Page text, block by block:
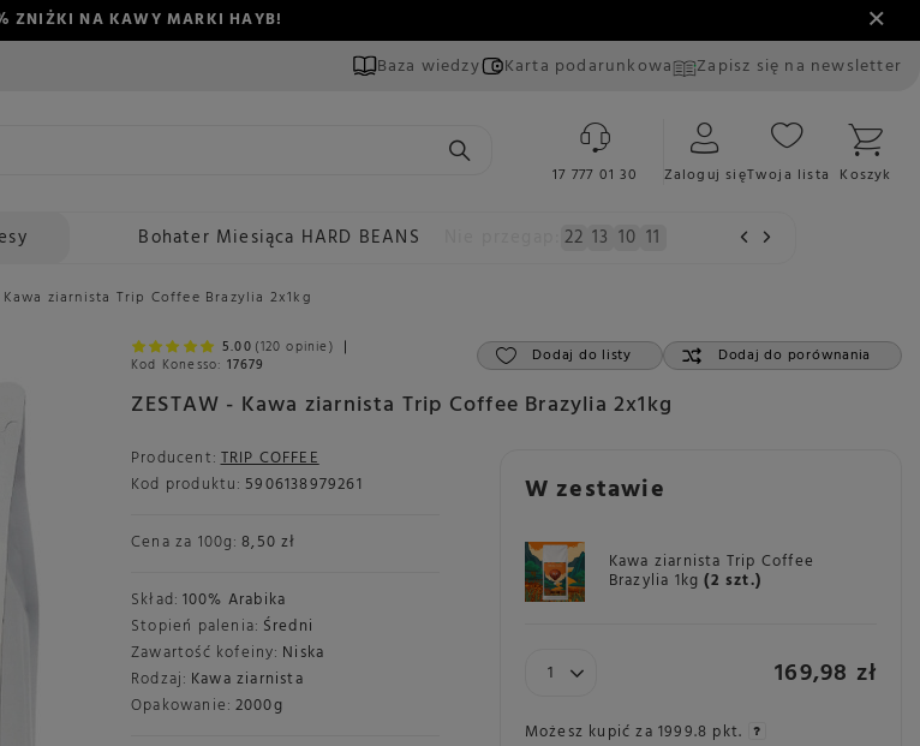
ZNIŻKI NA KAWY MARKI HAYB!
Baza wiedzy Karta podarunkowa Zapisz się na newsletter
17 777 01 30 Zaloguj sięTwoja lista Koszyk
Bohater Miesiąca HARD BEANS 22 13 10 10
Kawa ziarnista Trip Coffee Brazylia 2x1kg
ZESTAW - Kawa ziarnista Trip Coffee Brazylia 2x1kg
5.00 (120 opinie)
Kod Konesso: 17679 Dodaj do listy Dodaj do porównania
Producent: TRIP COFFEE
Kod produktu: 5906138979261
Cena za 100g: 8,50 zł
Skład: 100% Arabika
Stopień palenia: Średni
Zawartość kofeiny: Niska
Rodzaj: Kawa ziarnista
Opakowanie: 2000g
W zestawie
Kawa ziarnista Trip Coffee
Brazylia 1kg (2 szt.)
169,98 zł
Możesz kupić za 1999.8 pkt.